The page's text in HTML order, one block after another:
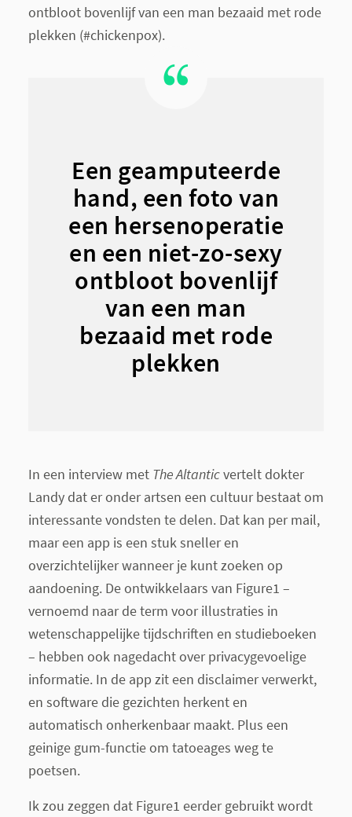
ontbloot bovenlijf van een man bezaaid met rode
plekken (#chickenpox).
Een geamputeerde
hand, een foto van
een hersenoperatie
en een niet-zo-sexy
ontbloot bovenlijf
van een man
bezaaid met rode
plekken
In een interview met The Altanticvertelt dokter
Landy dat er onder artsen een cultuur bestaat om
interessante vondsten te delen. Dat kan per mail,
maar een app is een stuk sneller en
overzichtelijker wanneer je kunt zoeken op
aandoening. De ontwikkelaars van Figure1 –
vernoemd naar de term voor illustraties in
wetenschappelijke tijdschriften en studieboeken
– hebben ook nagedacht over privacygevoelige
informatie. In de app zit een disclaimer verwerkt,
en software die gezichten herkent en
automatisch onherkenbaar maakt. Plus een
geinige gum-functie om tatoeages weg te
poetsen.
Ik zou zeggen dat Figure1 eerder gebruikt wordt